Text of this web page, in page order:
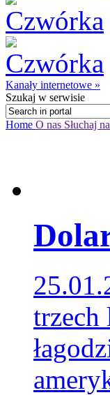
Kanały internetowe »
Szukaj w serwisie
Home O nas Słuchaj
trzech